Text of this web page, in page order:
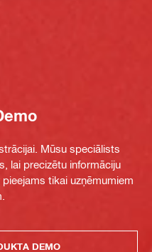
Mūsu speciālists
lai precizētu informāciju
tikai uzņēmumiem
DEMO